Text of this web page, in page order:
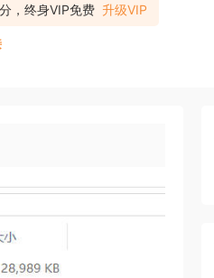
，终身VIP免费 升级VIP